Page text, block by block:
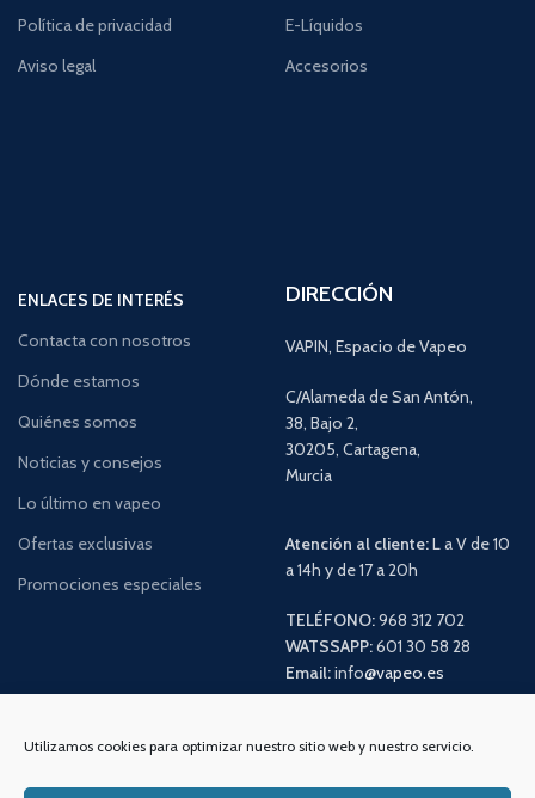
Utilizamos cookies para optimizar nuestro sitio web y nuestro servicio.
Política de privacidad
Aviso legal
E-Líquidos
Accesorios
ENLACES DE INTERÉS
Contacta con nosotros
Dónde estamos
Quiénes somos
Noticias y consejos
Lo último en vapeo
Ofertas exclusivas
Promociones especiales
DIRECCIÓN
VAPIN, Espacio de Vapeo
C/Alameda de San Antón,
38, Bajo 2,
30205, Cartagena,
Murcia
Atención al cliente:L a V de 10
a 14h y de 17 a 20h
TELÉFONO:968 312 702
WATSSAPP:601 30 58 28
Email:info@vapeo.es